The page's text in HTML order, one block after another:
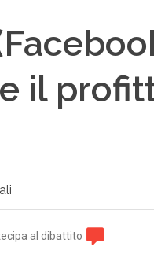
il
al dibattito